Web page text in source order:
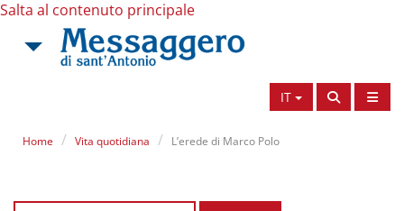
Salta al contenuto principale
IT
Home Vita quotidiana L’erede di Marco Polo